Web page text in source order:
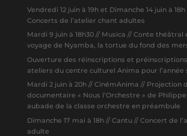
Vendredi 12 juin à 19h et Dimanche 14 juin à
Concerts de l’atelier chant adultes
Mardi 9 juin à 18h30 // Musica // Conte théâtral
voyage de Nyamba, la tortue du fond des
Ouverture des réinscriptions et
ateliers du centre culturel Anima pour l’année
Mardi 2 juin à 20h // CinémAnima // Projection
documentaire « Nous l’Orchestre » de
aubade de la classe orchestre en préambule
Dimanche 17 mai à 18h // Cantu // Concert de
adulte